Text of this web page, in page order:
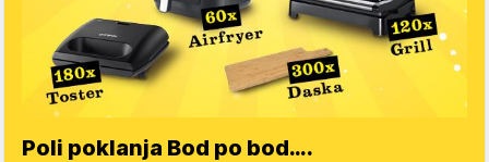
Poli poklanja Bod po bod….